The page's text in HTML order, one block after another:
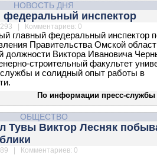
НОВОСТЬ ДНЯ
инспектор
| Комментариев: 0
главный федеральный инспектор
Правительства Омской
должности Виктора Ивановича
строительный факультет
и солидный опыт работы в
По информации пресс-службы
ОБЩЕСТВО
Тувы Виктор Лесняк
| Комментариев: 0